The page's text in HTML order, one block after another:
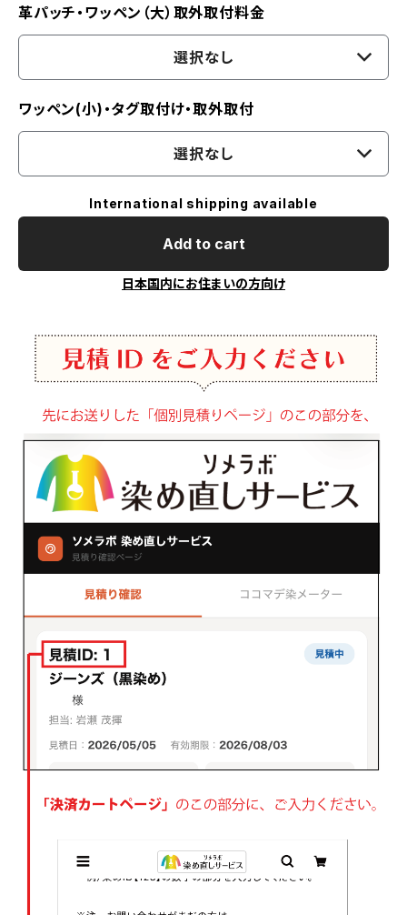
革パッチ・ワッペン（大）取外取付料金
選択なし
ワッペン(小)・タグ取付け・取外取付
選択なし
International shipping available
Add to cart
日本国内にお住まいの方向け